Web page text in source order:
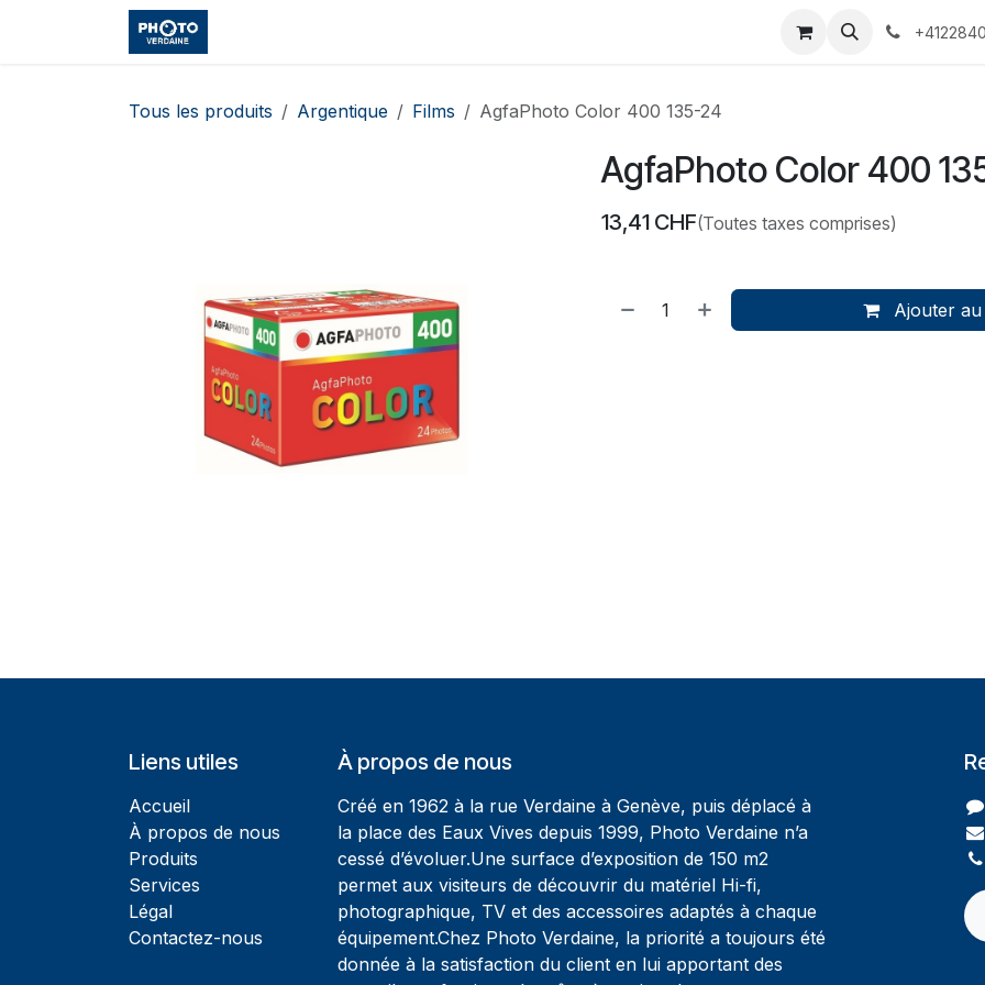
Se rendre au contenu
Événements Services
Tous les produits Argentique Films AgfaPhoto Color 400 135-24
AgfaPhoto Color 400
13,41CHF(Toutes taxes comprises)
Ajouter
Liens utiles
Accueil
À propos de nous
Produits
Services
Légal
Contactez-nous
À propos de nous
Créé en 1962 à la rue Verdaine à Genève, puis déplacé à
la place des Eaux Vives depuis 1999, Photo Verdaine n’a
cessé d’évoluer.Une surface d’exposition de 150 m2
permet aux visiteurs de découvrir du matériel Hi-fi,
photographique, TV et des accessoires adaptés à chaque
équipement.Chez Photo Verdaine, la priorité a toujours été
donnée à la satisfaction du client en lui apportant des